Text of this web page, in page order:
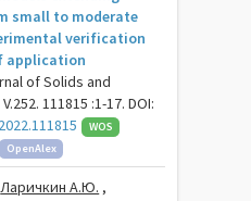
small to moderate
verification
application
of Solids and
111815 :1-17. DOI:
WOS
OpenAlex
Ларичкин А.Ю. ,